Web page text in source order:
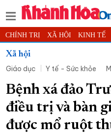
CHÍNH TRỊ XÃ HỘI KINH TẾ
THỂ THAO
KHOA HỌC - CÔNG NGHỆ
THẾ GIỚI MULTIMEDIA
PODCAST THÔNG TIN - QUẢNG
QUY HOẠCH TỈNH KHÁNH HÒA
Xã hội
Giáo dục
Y tế - Sức khỏe
Bệnh xá đảo
điều trị và bàn
được mổ ruột